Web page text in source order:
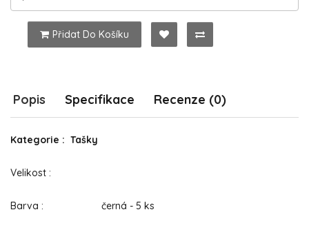
Přidat Do Košíku
Popis Specifikace Recenze (0)
Kategorie : Tašky
Velikost :
Barva : černá - 5 ks